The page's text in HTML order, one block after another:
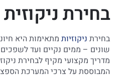
בחירת
בחירת ניקוזיות מתאימות היא
שונים – ממים נקיים ועד לשפכים
מדריך מקצועי מקיף לבחירת
המבוססת על צרכי המערכת